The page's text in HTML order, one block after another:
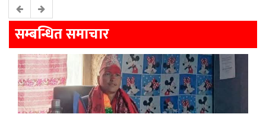
सम्बन्धित समाचार